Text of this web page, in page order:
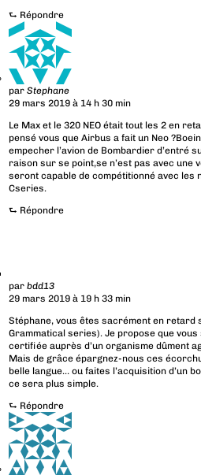
⮑ Répondre
parStephane
29 mars 2019 à 14 h 30 min
Le Max et le 320 NEO était tout les 2 en
pensé vous que Airbus a fait un Neo
empecher l’avion de Bombardier d’entré
raison sur se point,se n’est pas avec une
seront capable de compétitionné avec les
Cseries.
⮑ Répondre
parbdd13
29 mars 2019 à 19 h 33 min
Stéphane, vous êtes sacrément en retard
Grammatical series). Je propose que
certifiée auprès d’un organisme dûment
Mais de grâce épargnez-nous ces
belle langue… ou faites l’acquisition d’un
ce sera plus simple.
⮑ Répondre